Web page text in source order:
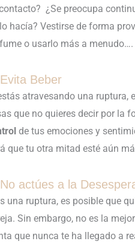
¿Se preocupa
hacía? Vestirse de forma
o usarlo más a menudo….
Beber
atravesando una ruptura,
que no quieres decir por la
de tus emociones y
que tu otra mitad esté aún
actúes a la
una ruptura, es posible que
Sin embargo, no es la
que nunca te ha llegado a